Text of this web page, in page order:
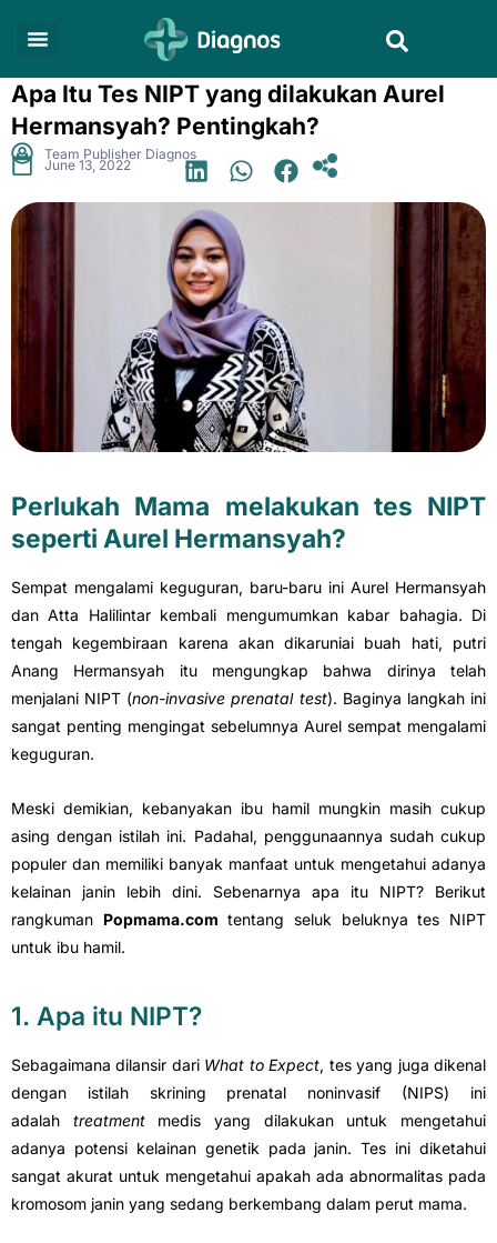
Apa Itu Tes NIPT yang dilakukan Aurel
Hermansyah? Pentingkah?
Team Publisher Diagnos
June 13, 2022 .
Perlukah Mama melakukan tes NIPT
seperti Aurel Hermansyah?
Sempat mengalami keguguran, baru-baru ini Aurel Hermansyah
dan Atta Halilintar kembali mengumumkan kabar bahagia. Di
tengah kegembiraan karena akan dikaruniai buah hati, putri
Anang Hermansyah itu mengungkap bahwa dirinya telah
menjalani NIPT (non-invasive prenatal test). Baginya langkah ini
sangat penting mengingat sebelumnya Aurel sempat mengalami
keguguran.
Meski demikian, kebanyakan ibu hamil mungkin masih cukup
asing dengan istilah ini. Padahal, penggunaannya sudah cukup
populer dan memiliki banyak manfaat untuk mengetahui adanya
kelainan janin lebih dini. Sebenarnya apa itu NIPT? Berikut
rangkuman Popmama.com tentang seluk beluknya tes NIPT
untuk ibu hamil.
1. Apa itu NIPT?
Sebagaimana dilansir dari What to Expect, tes yang juga dikenal
dengan istilah skrining prenatal noninvasif (NIPS) ini
adalah treatment medis yang dilakukan untuk mengetahui
adanya potensi kelainan genetik pada janin. Tes ini diketahui
sangat akurat untuk mengetahui apakah ada abnormalitas pada
kromosom janin yang sedang berkembang dalam perut mama.